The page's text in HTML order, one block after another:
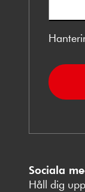
Sociala
Håll dig